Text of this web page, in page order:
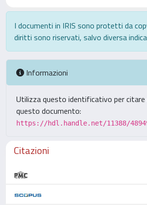
I documenti in IRIS sono protetti da
diritti sono riservati, salvo diversa
Informazioni
Utilizza questo identificativo per citare
questo documento:
https://hdl.handle.net/11388/
Citazioni